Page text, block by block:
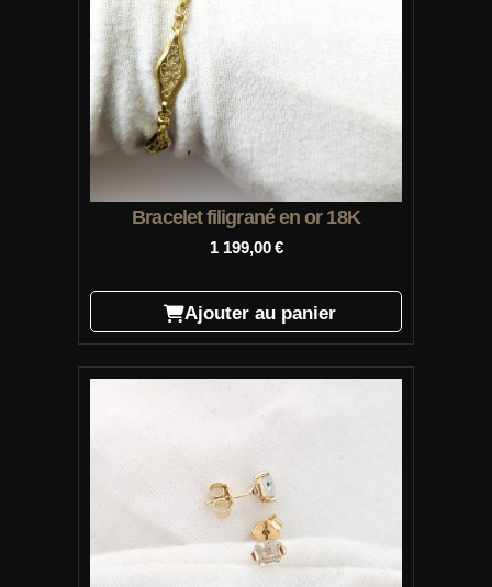
Bracelet filigrané en or 18K
1 199,00€
Ajouter au panier